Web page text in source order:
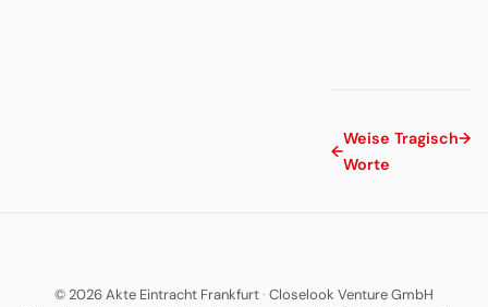
←
Weise
Worte
Tragisch→
© 2026 Akte Eintracht Frankfurt· Closelook Venture GmbH